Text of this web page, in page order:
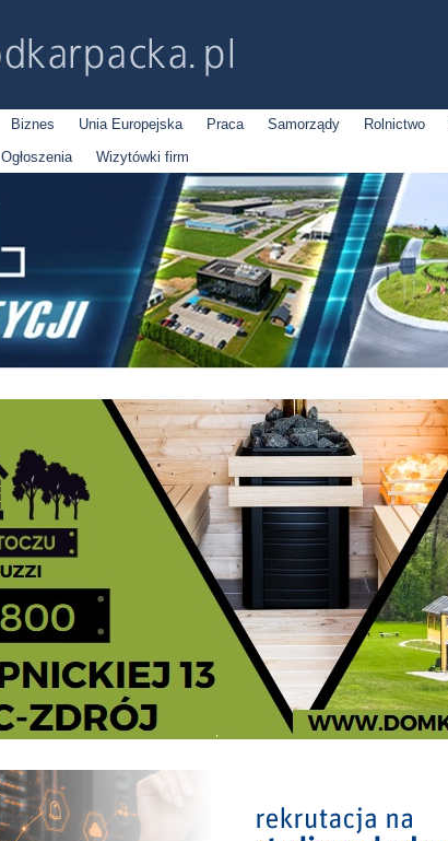
Biznes Unia Europejska Praca Samorządy Rolnictwo
Ogłoszenia Wizytówki firm